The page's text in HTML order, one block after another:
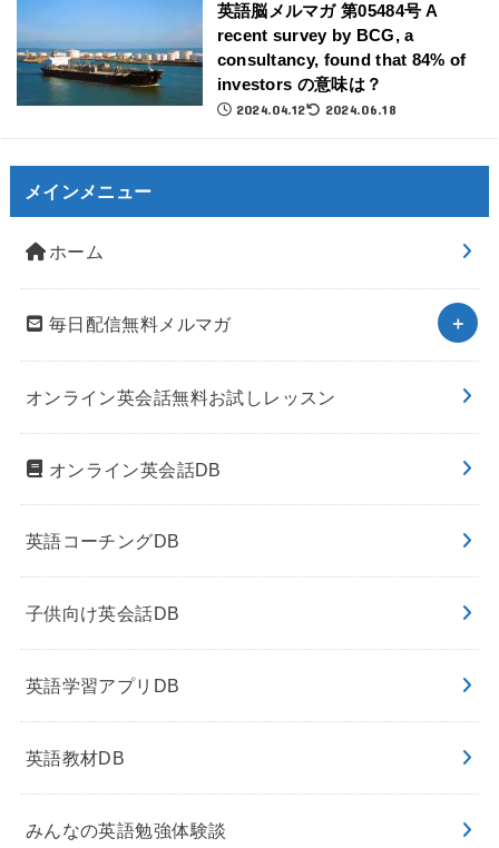
英語脳メルマガ 第05484号 A
recent survey by BCG, a
consultancy, found that 84% of
investors の意味は？
2024.04.12 2024.06.18
メインメニュー
ホーム
毎日配信無料メルマガ
オンライン英会話無料お試しレッスン
オンライン英会話DB
英語コーチングDB
子供向け英会話DB
英語学習アプリDB
英語教材DB
みんなの英語勉強体験談